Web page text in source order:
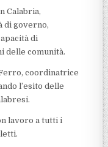
Calabria,
di governo,
di
delle comunità.
coordinatrice
l’esito delle
lavoro a tutti i